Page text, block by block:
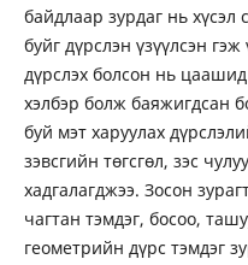
байдлаар зурдаг нь
буйг дүрслэн үзүүлсэн
дүрслэх болсон нь
хэлбэр болж баяжигдсан
буй мэт харуулах
зэвсгийн төгсгөл, зэс
хадгалагджээ. Зосон
чагтан тэмдэг, босоо,
геометрийн дүрс тэмдэг